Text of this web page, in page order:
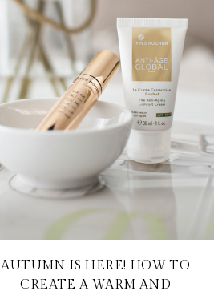
AUTUMN IS HERE! HOW TO
CREATE A WARM AND